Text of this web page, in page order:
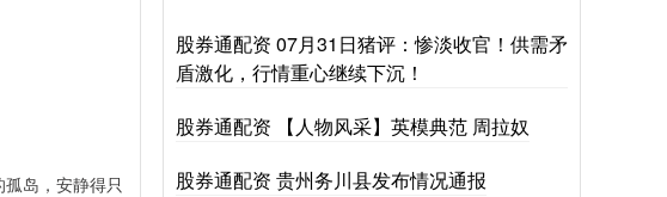
岛，安静得只
股券通配资 07月31日猪评：惨淡收官！供需矛
盾激化，行情重心继续下沉！
股券通配资 【人物风采】英模典范 周拉奴
股券通配资 贵州务川县发布情况通报